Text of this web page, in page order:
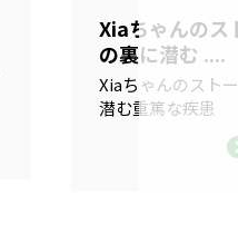
Xiaちゃんのス
の裏に潜む ....
Xiaちゃんのスト
潜む重篤な疾患